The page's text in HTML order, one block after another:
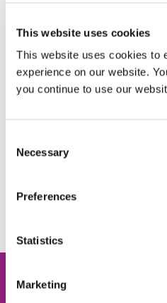
This website uses cookies
This website uses cookies to
experience on our website.
you continue to use our
Selection
Necessary
Preferences
Statistics
Marketing
5.环保属性： LED 的“绿色”属
装置可以根据应用需求提供特
LED 消除了多余的能量排放
关闭，因此与灯泡相比，LED
造效率，请查看我们的白皮书
联系应用工程